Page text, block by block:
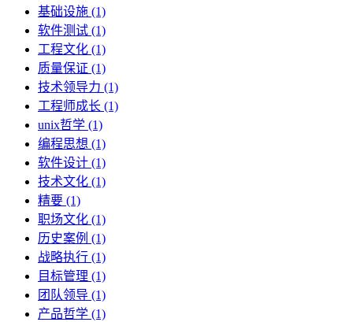
基础设施 (1)
软件测试 (1)
工程文化 (1)
质量保证 (1)
技术领导力 (1)
工程师成长 (1)
unix哲学 (1)
编程思想 (1)
软件设计 (1)
技术文化 (1)
精要 (1)
职场文化 (1)
历史案例 (1)
战略执行 (1)
目标管理 (1)
团队领导 (1)
产品哲学 (1)